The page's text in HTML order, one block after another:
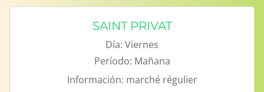
SAINT PRIVAT
Día: Viernes
Período: Mañana
Información: marché régulier